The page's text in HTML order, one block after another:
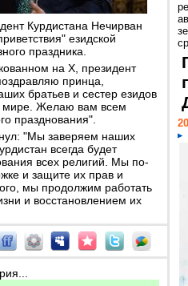
Курдистана Нечирван
езидской
праздника.
на X, президент
принца,
братьев и сестер езидов
мире. Желаю вам всем
празднования".
"Мы заверяем наших
всегда будет
всех религий. Мы по-
и защите их прав и
мы продолжим работать
и восстановлением их